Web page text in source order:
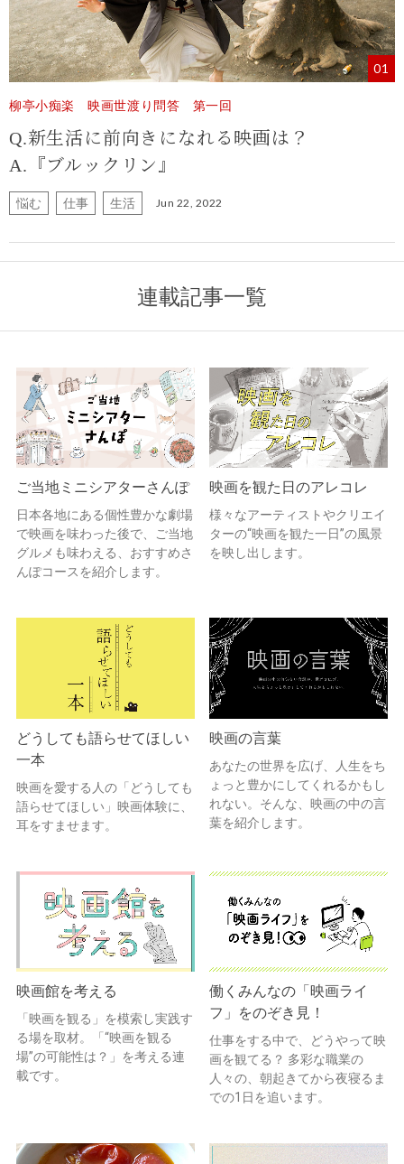
01
柳亭小痴楽 映画世渡り問答 第一回
Q.新生活に前向きになれる映画は？
A.『ブルックリン』
悩む 仕事 生活 Jun 22, 2022
連載記事一覧
ご当地ミニシアターさんぽ
日本各地にある個性豊かな劇場
で映画を味わった後で、ご当地
グルメも味わえる、おすすめさ
んぽコースを紹介します。
映画を観た日のアレコレ
様々なアーティストやクリエイ
ターの“映画を観た一日”の風景
を映し出します。
どうしても語らせてほしい
一本
映画を愛する人の「どうしても
語らせてほしい」映画体験に、
耳をすませます。
映画の言葉
あなたの世界を広げ、人生をち
ょっと豊かにしてくれるかもし
れない。そんな、映画の中の言
葉を紹介します。
映画館を考える
「映画を観る」を模索し実践す
る場を取材。「“映画を観る
場”の可能性は？」を考える連
載です。
働くみんなの「映画ライ
フ」をのぞき見！
仕事をする中で、どうやって映
画を観てる？ 多彩な職業の
人々の、朝起きてから夜寝るま
での1日を追います。